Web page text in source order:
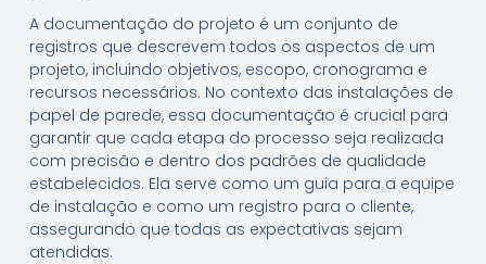
A documentação do projeto é um conjunto de
registros que descrevem todos os aspectos de um
projeto, incluindo objetivos, escopo, cronograma e
recursos necessários. No contexto das instalações de
papel de parede, essa documentação é crucial para
garantir que cada etapa do processo seja realizada
com precisão e dentro dos padrões de qualidade
estabelecidos. Ela serve como um guia para a equipe
de instalação e como um registro para o cliente,
assegurando que todas as expectativas sejam
atendidas.